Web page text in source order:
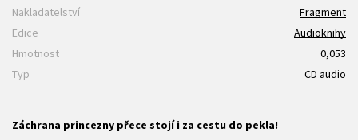
Nakladatelství
Fragment
Edice
Audioknihy
Hmotnost
0,053
Typ
CD audio
Záchrana princezny přece stojí i za cestu do pekla!